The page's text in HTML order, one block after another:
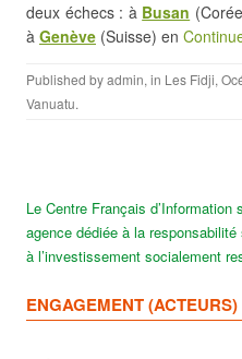
deux échecs : à Busan
à Genève (Suisse) en
Published byadmin, in Les Fidji,
Vanuatu.
Le Centre Français
agence dédiée à la
à l’investissement socialement
ENGAGEMENT (ACTEURS)